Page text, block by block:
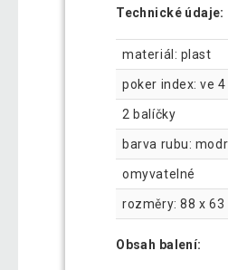
Technické údaje:
materiál: plast
poker index: ve
2 balíčky
barva rubu:
omyvatelné
rozměry: 88 x 63
Obsah balení: